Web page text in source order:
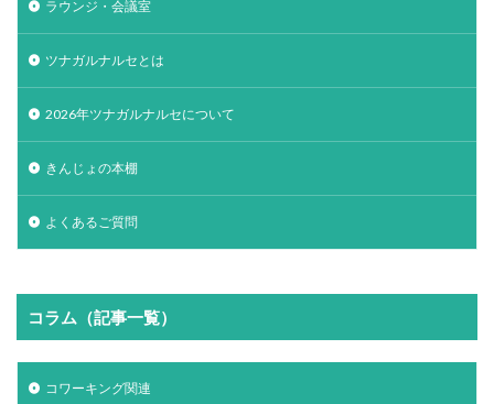
ラウンジ・会議室
ツナガルナルセとは
2026年ツナガルナルセについて
きんじょの本棚
よくあるご質問
コラム（記事一覧）
コワーキング関連